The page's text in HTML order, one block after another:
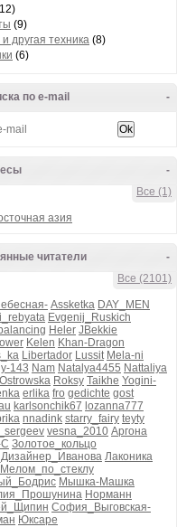
(9)
другая техника (8)
(6)
-
по e-mail
-
Все (1)
азия
-
читатели
Все (2101)
Assketka DAY_MEN
Evgenij_Ruskich
Heler JBekkie
Kelen Khan-Dragon
Libertador Lussit Mela-ni
143 Nam Natalya4455 Nattaliya
Roksy Taikhe Yogini-
erlika fro gedichte gost
karlsonchik67 lozanna777
nnadink starry_fairy teyty
vesna_2010 Аргона
Золотое_кольцо
Лаконика
Мелом_по_стеклу
Мышка-Машка
Норманн
София_Выговская-
Юксаре